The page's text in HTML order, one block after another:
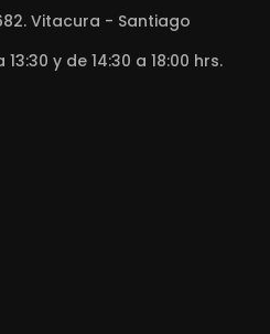
Vitacura - Santiago
y de 14:30 a 18:00 hrs.